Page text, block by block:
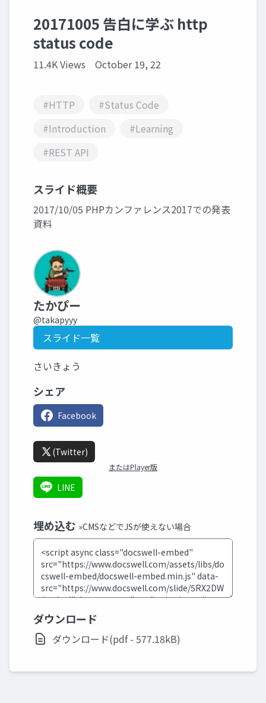
20171005 告白に学ぶ http
status code
11.4K Views October 19, 22
#HTTP
#Status Code
#Introduction
#Learning
#REST API
スライド概要
2017/10/05 PHPカンファレンス2017での発表
資料
たかぴー
@takapyyy
スライド一覧
さいきょう
シェア
Facebook
(Twitter)
またはPlayer版
LINE
埋め込む »CMSなどでJSが使えない場合
ダウンロード
ダウンロード(pdf - 577.18kB)